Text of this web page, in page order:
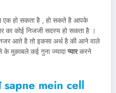
एक हो सकता है , हो सकते है आपके
का कोई निजजी सदस्य हो सकता है ।
आते है तो इकसा अर्थ है की आने वाले
के मुक़ाबले कई गुना ज्यादाप्यारकरने
sapne mein cell